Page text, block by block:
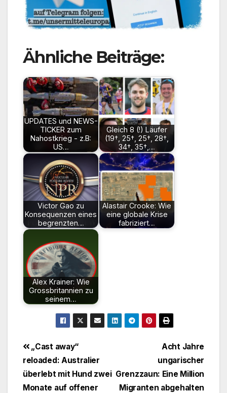
Ähnliche Beiträge:
UPDATES und NEWS-
TICKER zum
Nahostkrieg - z.B:
US…
Gleich 8 (!) Läufer
(19†, 25†, 25†, 28†,
34†, 35†,…
Victor Gao zu
Konsequenzen eines
begrenzten…
Alastair Crooke: Wie
eine globale Krise
fabriziert…
Alex Krainer: Wie
Grossbritannien zu
seinem…
BeitragsnavigationAcht Jahre
ungarischer
Grenzzaun: Eine Million
Migranten abgehalten
„Cast away“
reloaded: Australier
überlebt mit Hund zwei
Monate auf offener